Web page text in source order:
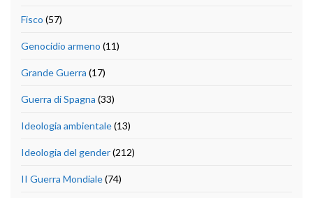
Fisco (57)
Genocidio armeno (11)
Grande Guerra (17)
Guerra di Spagna (33)
Ideologia ambientale(13)
Ideologia del gender(212)
II Guerra Mondiale(74)